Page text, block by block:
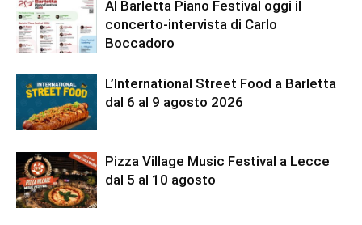
Al Barletta Piano Festival oggi il
concerto-intervista di Carlo
Boccadoro
L’International Street Food a Barletta
dal 6 al 9 agosto 2026
Pizza Village Music Festival a Lecce
dal 5 al 10 agosto